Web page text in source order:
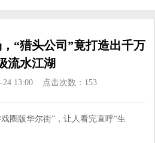
“猎头公司”竟打造出千万
流水江湖
24 13:00 点击次数：153
圈版华尔街”，让人看完直呼“生